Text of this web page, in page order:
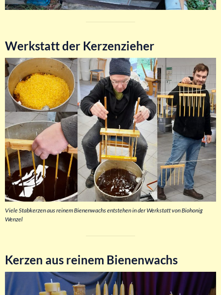
Werkstatt der Kerzenzieher
Viele Stabkerzen aus reinem Bienenwachs entstehen in der Werkstatt von Biohonig
Wenzel
Kerzen aus reinem Bienenwachs